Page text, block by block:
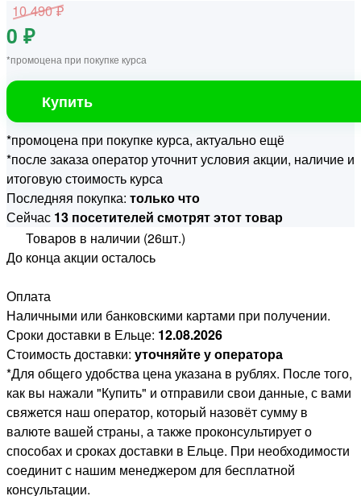
10 490 ₽
0 ₽
*промоцена при покупке курса
Купить
*промоцена при покупке курса, актуально ещё
*после заказа оператор уточнит условия акции, наличие и
итоговую стоимость курса
Последняя покупка: только что
Сейчас 13 посетителей смотрят этот товар
Товаров в наличии (26шт.)
До конца акции осталось
Оплата
Наличными или банковскими картами при получении.
Сроки доставки в Ельце: 12.08.2026
Стоимость доставки: уточняйте у оператора
*Для общего удобства цена указана в рублях. После того,
как вы нажали "Купить" и отправили свои данные, с вами
свяжется наш оператор, который назовёт сумму в
валюте вашей страны, а также проконсультирует о
способах и сроках доставки в Ельце. При необходимости
соединит с нашим менеджером для бесплатной
консультации.